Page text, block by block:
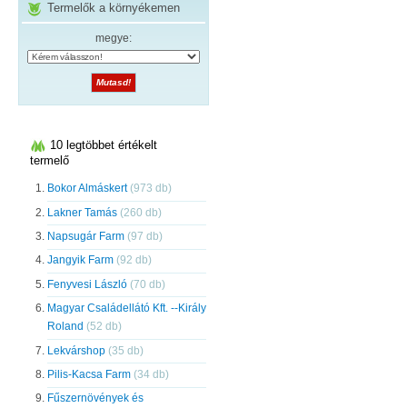
Termelők a környékemen
megye:
10 legtöbbet értékelt
termelő
Bokor Almáskert (973 db)
Lakner Tamás (260 db)
Napsugár Farm (97 db)
Jangyik Farm (92 db)
Fenyvesi László (70 db)
Magyar Családellátó Kft. --Király
Roland (52 db)
Lekvárshop (35 db)
Pilis-Kacsa Farm (34 db)
Fűszernövények és